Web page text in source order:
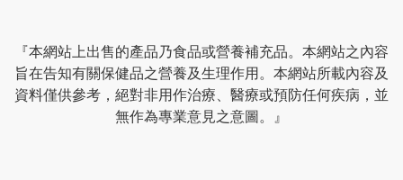
『本網站上出售的產品乃食品或營養補充品。本網站之內容
旨在告知有關保健品之營養及生理作用。本網站所載內容及
資料僅供參考，絕對非用作治療、醫療或預防任何疾病，並
無作為專業意見之意圖。』